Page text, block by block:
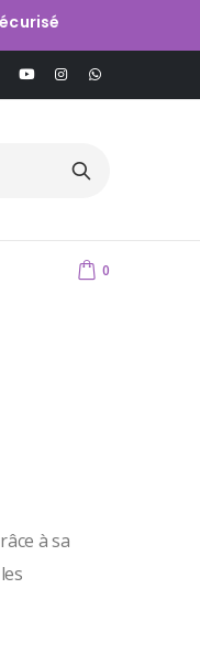
0
à sa